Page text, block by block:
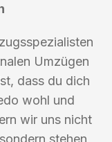
Umzügen
dass du dich
wohl und
wir uns nicht
stehen